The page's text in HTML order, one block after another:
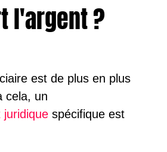
l'argent ?
est de plus en plus
cela, un
juridique spécifique est